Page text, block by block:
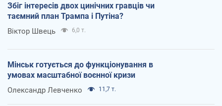
Збіг інтересів двох цинічних гравців чи
таємний план Трампа і Путіна?
Віктор Швець 6,0 т.
Мінськ готується до функціонування в
умовах масштабної воєнної кризи
Олександр Левченко 11,7 т.